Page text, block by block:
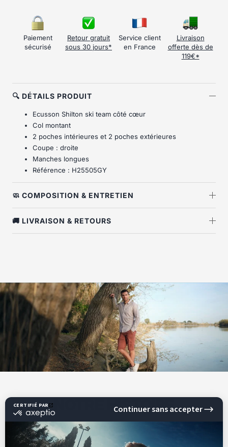
Paiement
sécurisé
Retour gratuit
sous 30 jours*
Service client
en France
Livraison
offerte dès de
119€*
🔍 DÉTAILS PRODUIT
Ecusson Shilton ski team côté cœur
Col montant
2 poches intérieures et 2 poches extérieures
Coupe : droite
Manches longues
Référence : H25505GY
🧼 COMPOSITION & ENTRETIEN
🚚 LIVRAISON & RETOURS
NOTRE HISTOIRE
SHILTON, UNE MARQUE SPORTSWEAR BIEN FRANÇAISE !